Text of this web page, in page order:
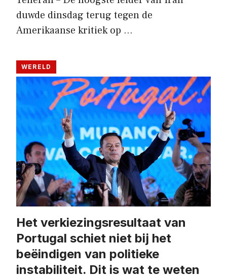
duwde dinsdag terug tegen de
Amerikaanse kritiek op …
WERELD
Het verkiezingsresultaat van
Portugal schiet niet bij het
beëindigen van politieke
instabiliteit. Dit is wat te weten